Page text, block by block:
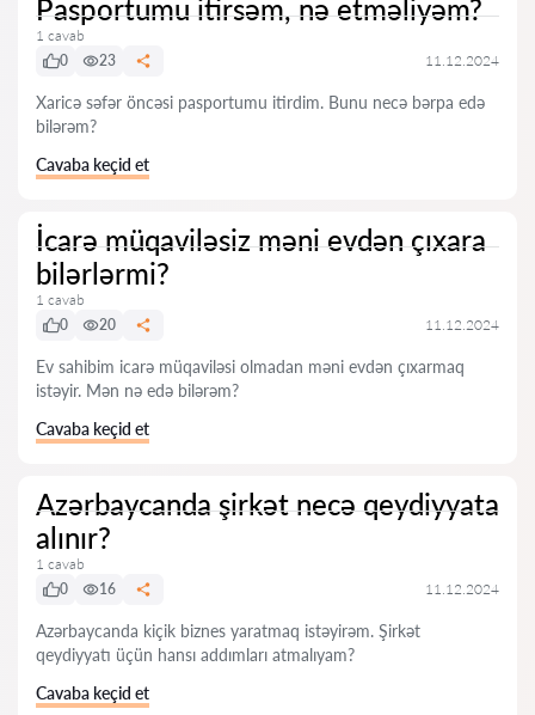
Pasportumu itirsəm, nə etməliyəm?
1 cavab
0
23 11.12.2024
Xaricə səfər öncəsi pasportumu itirdim. Bunu necə bərpa edə
bilərəm?
Cavaba keçid et
İcarə müqaviləsiz məni evdən çıxara
bilərlərmi?
1 cavab
0
20 11.12.2024
Ev sahibim icarə müqaviləsi olmadan məni evdən çıxarmaq
istəyir. Mən nə edə bilərəm?
Cavaba keçid et
Azərbaycanda şirkət necə qeydiyyata
alınır?
1 cavab
0
16 11.12.2024
Azərbaycanda kiçik biznes yaratmaq istəyirəm. Şirkət
qeydiyyatı üçün hansı addımları atmalıyam?
Cavaba keçid et